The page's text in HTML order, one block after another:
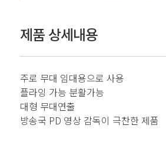
제품 상세내용
주로 무대 임대용으로 사용
플라잉 가능 분활가능
대형 무대연출
방송국 PD 영상 감독이 극찬한 제품